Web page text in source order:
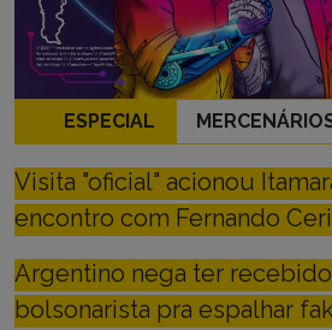
ESPECIAL
Visita "oficial" acionou
encontro com Fernando
Argentino nega ter
bolsonarista pra espalhar